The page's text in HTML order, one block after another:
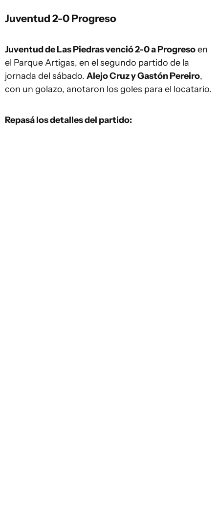
Juventud 2-0 Progreso
Juventud de Las Piedras venció 2-0 a Progresoen
el Parque Artigas, en el segundo partido de la
jornada del sábado. Alejo Cruz y Gastón Pereiro,
con un golazo, anotaron los goles para el locatario.
Repasá los detalles del partido: